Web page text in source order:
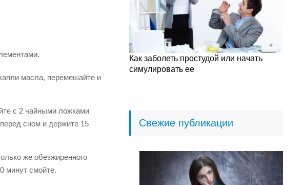
масла, перемешайте и
с 2 чайными ложками
сном и держите 15
же обезжиренного
минут смойте.
Как заболеть простудой или начать
симулировать ее
Свежие публикации